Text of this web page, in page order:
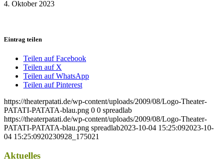
4. Oktober 2023
Eintrag teilen
Teilen auf Facebook
Teilen auf X
Teilen auf WhatsApp
Teilen auf Pinterest
https://theaterpatati.de/wp-content/uploads/2009/08/Logo-Theater-
PATATI-PATATA-blau.png 0 0 spreadlab
https://theaterpatati.de/wp-content/uploads/2009/08/Logo-Theater-
PATATI-PATATA-blau.png spreadlab2023-10-04 15:25:092023-10-
04 15:25:0920230928_175021
Aktuelles